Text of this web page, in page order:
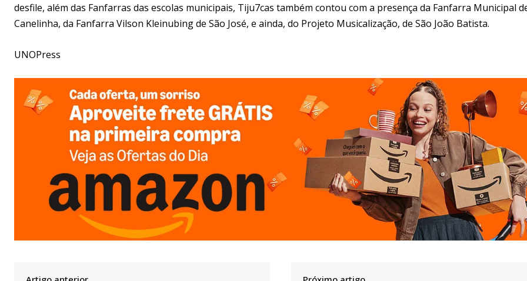
desfile, além das Fanfarras das escolas municipais, Tiju7cas também contou com a presença da Fanfarra Municipal
Canelinha, da Fanfarra Vilson Kleinubing de São José, e ainda, do Projeto Musicalização, de São João Batista.
UNOPress